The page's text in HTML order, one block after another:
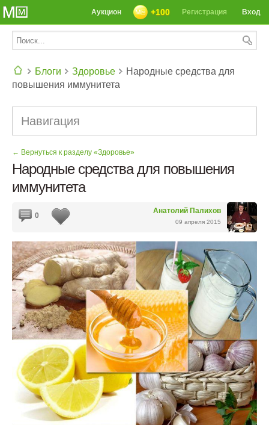
Вход
Регистрация
+100
Аукцион
Блоги Здоровье
Народные средства для
повышения иммунитета
Навигация
← Вернуться к разделу «Здоровье»
Народные средства для повышения
иммунитета
Анатолий Палихов
09 апреля 2015
0